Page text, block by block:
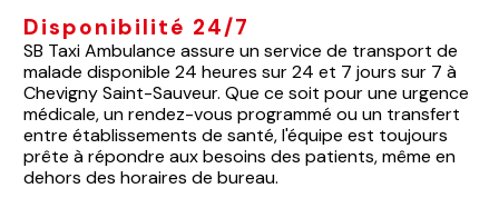
Disponibilité 24/7
SB Taxi Ambulance assure un service de transport de
malade disponible 24 heures sur 24 et 7 jours sur 7 à
Chevigny Saint-Sauveur. Que ce soit pour une urgence
médicale, un rendez-vous programmé ou un transfert
entre établissements de santé, l'équipe est toujours
prête à répondre aux besoins des patients, même en
dehors des horaires de bureau.